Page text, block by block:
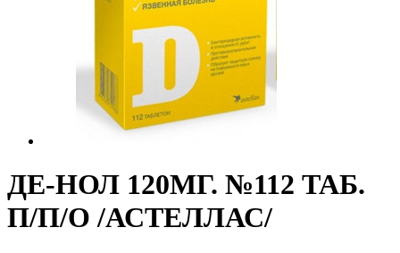
ДЕ-НОЛ 120МГ. №112 ТАБ.
П/П/О /АСТЕЛЛАС/